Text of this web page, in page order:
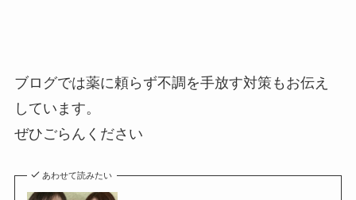
ブログでは薬に頼らず不調を手放す対策もお伝え
しています。
ぜひごらんください
あわせて読みたい